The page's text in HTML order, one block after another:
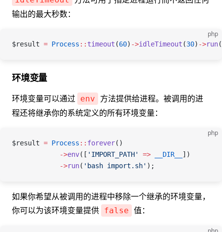
输出的最大秒数：
php
$result = Process :: timeout (60) ->idleTimeout (30) ->run(
环境变量
环境变量可以通过 env
方法提供给进程。被调用的进
程还将继承你的系统定义的所有环境变量：
php
$result = Process :: forever()
            ->
env([ 'IMPORT_PATH' => __DIR__
])
            ->
run( 'bash import.sh' );
如果你希望从被调用的进程中移除一个继承的环境变量，
你可以为该环境变量提供 false 值：